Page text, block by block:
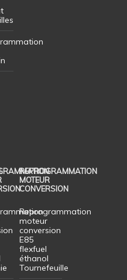
REPROGRAMMATION
MOTEUR
CONVERSION
Reprogrammation
moteur
conversion
E85
flexfuel
éthanol
Tournefeuille